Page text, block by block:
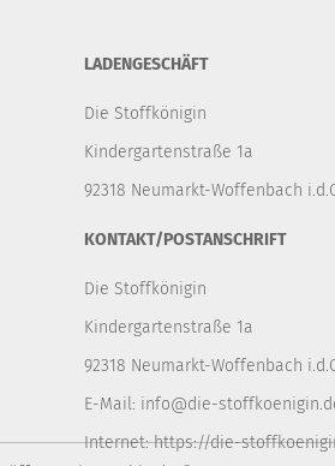
LADENGESCHÄFT
Die Stoffkönigin
Kindergartenstraße 1a
92318 Neumarkt-Woffenbach
KONTAKT/POSTANSCHRIFT
Die Stoffkönigin
Kindergartenstraße 1a
92318 Neumarkt-Woffenbach
E-Mail: info@die-
Internet:https://die-